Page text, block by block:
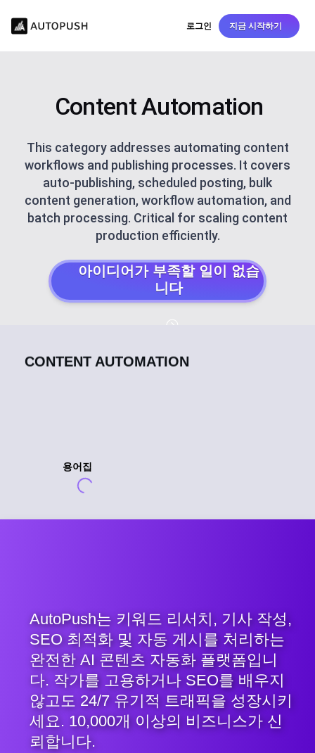
로그인 지금 시작하기
Content Automation
This category addresses automating content
workflows and publishing processes. It covers
auto-publishing, scheduled posting, bulk
content generation, workflow automation, and
batch processing. Critical for scaling content
production efficiently.
아이디어가 부족할 일이 없습
니다
용어집
CONTENT AUTOMATION
AutoPush는 키워드 리서치, 기사 작성,
SEO 최적화 및 자동 게시를 처리하는
완전한 AI 콘텐츠 자동화 플랫폼입니
다. 작가를 고용하거나 SEO를 배우지
않고도 24/7 유기적 트래픽을 성장시키
세요. 10,000개 이상의 비즈니스가 신
뢰합니다.